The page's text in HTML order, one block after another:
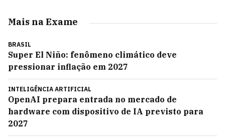
Mais na Exame
BRASIL
Super El Niño: fenômeno climático deve
pressionar inflação em 2027
INTELIGÊNCIA ARTIFICIAL
OpenAI prepara entrada no mercado de
hardware com dispositivo de IA previsto para
2027